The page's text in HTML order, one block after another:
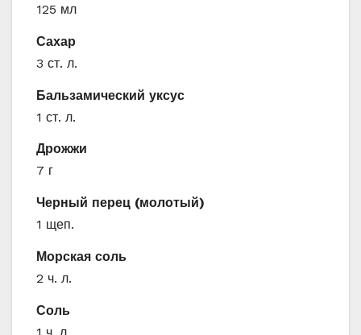
125 мл
Сахар
3 ст. л.
Бальзамический уксус
1 ст. л.
Дрожжи
7 г
Черный перец (молотый)
1 щеп.
Морская соль
2 ч. л.
Соль